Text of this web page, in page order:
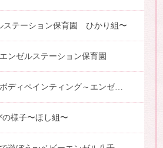
ステーション保育園 ひかり組〜
ンゼルステーション保育園
思いっきり楽しんだボディペインティング～エンゼルステーション保育園（はな・にじ・うみ・つき組）
様子〜ほし組〜